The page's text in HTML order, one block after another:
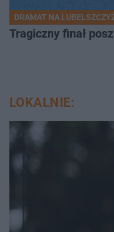
DRAMAT NA
Tragiczny finał
LOKALNIE: